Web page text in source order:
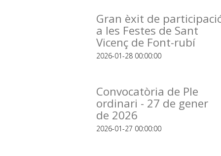
Gran èxit de
a les Festes de Sant
Vicenç de Font-rubí
2026-01-28 00:00:00
Convocatòria de Ple
ordinari - 27 de gener
de 2026
2026-01-27 00:00:00